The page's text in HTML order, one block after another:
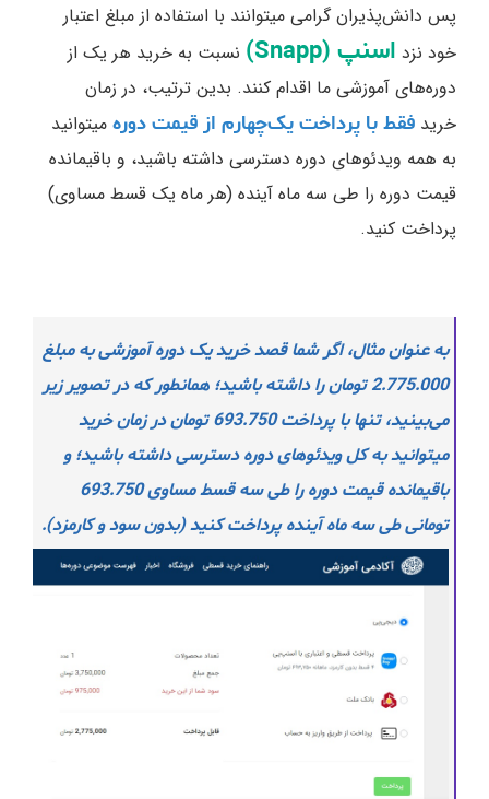
پس دانش‌پذیران گرامی میتوانند با استفاده از مبلغ اعتبار
خود نزد اسنپ (Snapp)
نسبت به خرید هر یک از
دوره‌های آموزشی ما اقدام کنند. بدین ترتیب، در زمان
خرید فقط با پرداخت یک‌چهارم از قیمت دوره میتوانید
به همه ویدئوهای دوره دسترسی داشته باشید، و باقیمانده
قیمت دوره را طی سه ماه آینده (هر ماه یک قسط مساوی)
پرداخت کنید.
به عنوان مثال، اگر شما قصد خرید یک دوره آموزشی به مبلغ
2.775.000 تومان را داشته باشید؛ همانطور که در تصویر زیر
می‌بینید، تنها با پرداخت 693.750 تومان در زمان خرید
میتوانید به کل ویدئوهای دوره دسترسی داشته باشید؛ و
باقیمانده قیمت دوره را طی سه قسط مساوی 693.750
تومانی طی سه ماه آینده پرداخت کنید (بدون سود و کارمزد).